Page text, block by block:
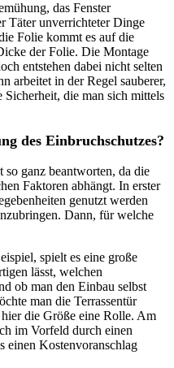
das Fenster
Täter unverrichteter Dinge
Folie kommt es auf die
der Folie. Die Montage
entstehen dabei nicht selten
arbeitet in der Regel sauberer,
die man sich mittels
des Einbruchschutzes?
so ganz beantworten, da die
Faktoren abhängt. In erster
genutzt werden
Dann, für welche
spielt es eine große
lässt, welchen
ob man den Einbau selbst
man die Terrassentür
die Größe eine Rolle. Am
im Vorfeld durch einen
einen Kostenvoranschlag